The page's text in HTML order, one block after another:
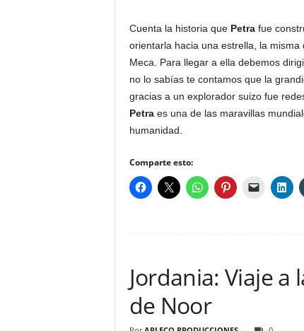
Cuenta la historia que Petrafue
orientarla hacia una estrella, la
Meca. Para llegar a ella debemos
no lo sabías te contamos que la
gracias a un explorador suizo fue
Petraes una de las maravillas
humanidad.
Comparte esto:
Jordania: Viaje a
de Noor